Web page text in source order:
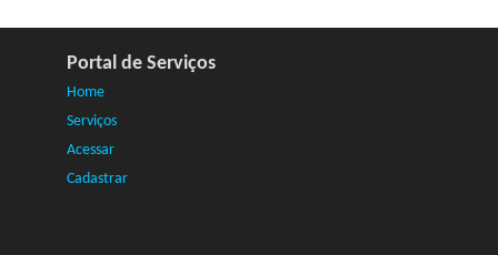
Portal de Serviços
Home
Serviços
Acessar
Cadastrar